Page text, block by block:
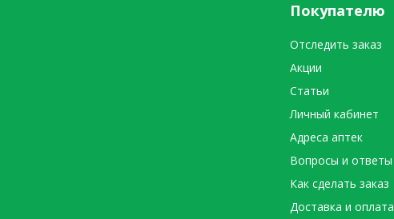
Покупателю
Отследить заказ
Акции
Статьи
Личный кабинет
Адреса аптек
Вопросы и ответы
Как сделать заказ
Доставка и оплата